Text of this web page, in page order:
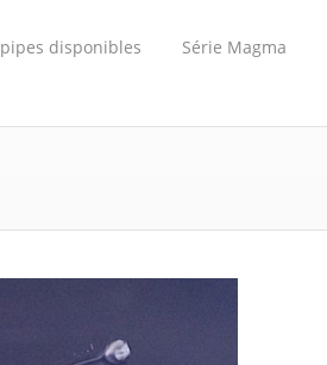
pipes disponibles Série Magma